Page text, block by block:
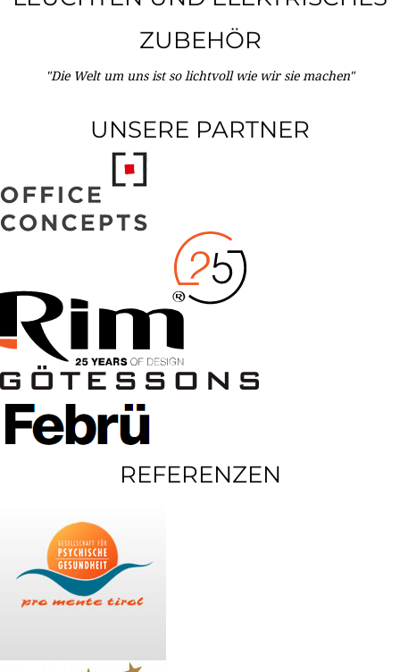
ZUBEHÖR
"Die Welt um uns ist so lichtvoll wie wir sie machen"
UNSERE PARTNER
REFERENZEN